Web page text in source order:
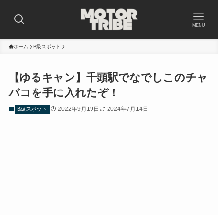
MENU
ホーム B級スポット
【ゆるキャン】千頭駅でなでしこのチャ
バコを手に入れたぞ！
B級スポット 2022年9月19日 2024年7月14日